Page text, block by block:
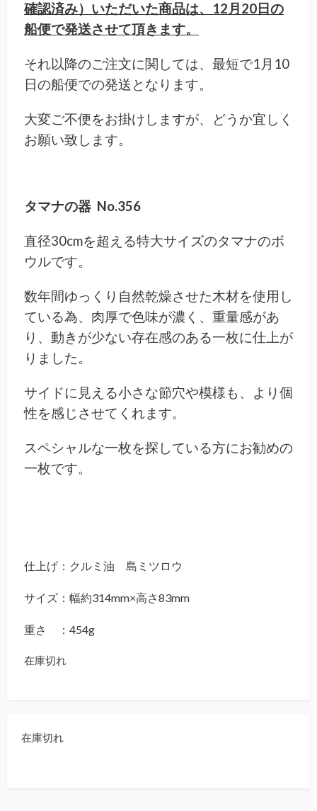
確認済み）いただいた商品は、12月20日の
船便で発送させて頂きます。
それ以降のご注文に関しては、最短で1月10
日の船便での発送となります。
大変ご不便をお掛けしますが、どうか宜しく
お願い致します。
タマナの器 No.356
直径30cmを超える特大サイズのタマナのボ
ウルです。
数年間ゆっくり自然乾燥させた木材を使用し
ている為、肉厚で色味が濃く、重量感があ
り、動きが少ない存在感のある一枚に仕上が
りました。
サイドに見える小さな節穴や模様も、より個
性を感じさせてくれます。
スペシャルな一枚を探している方にお勧めの
一枚です。
仕上げ：クルミ油 島ミツロウ
サイズ：幅約314mm×高さ83mm
重さ ：454g
在庫切れ
在庫切れ